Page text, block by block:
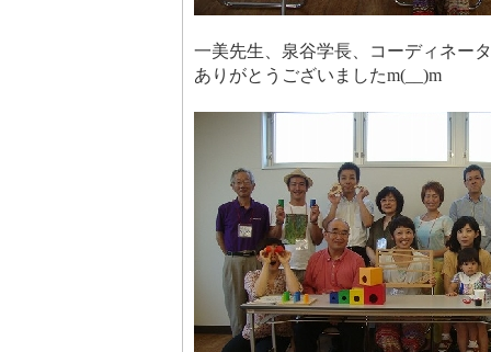
一美先生、泉谷学長、コーディネー
ありがとうございましたm(__)m